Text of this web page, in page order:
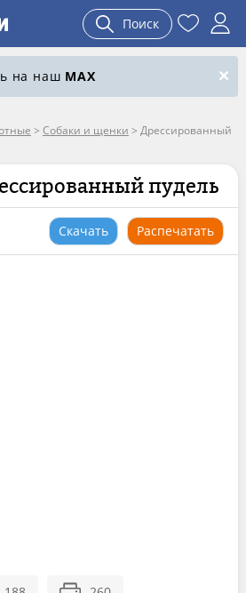
Поиск
на наш MAX
> Собаки и щенки > Дрессированный
пудель
Скачать Распечатать